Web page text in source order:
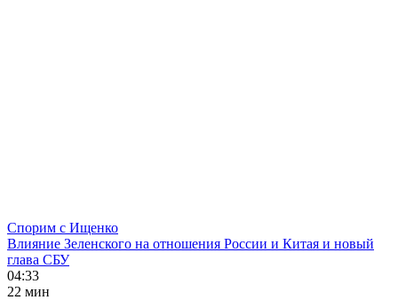
Спорим с Ищенко
Влияние Зеленского на отношения России и Китая и новый
глава СБУ
04:33
22 мин